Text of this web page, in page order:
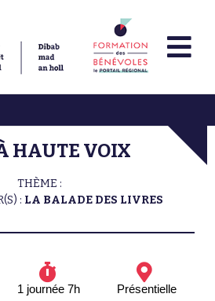
HAUTE VOIX
THÈME :
: LA BALADE DES LIVRES
1 journée 7h
Présentielle